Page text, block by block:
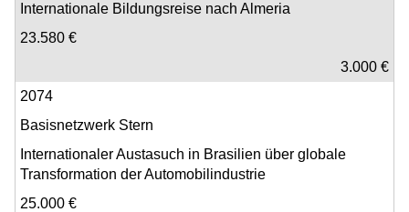
Internationale Bildungsreise nach Almeria
23.580 €
3.000 €
2074
Basisnetzwerk Stern
Internationaler Austasuch in Brasilien über globale
Transformation der Automobilindustrie
25.000 €